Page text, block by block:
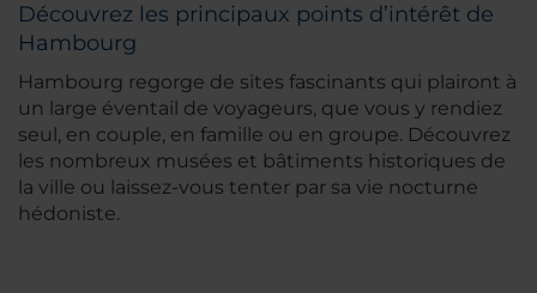
Découvrez les principaux points d’intérêt de
Hambourg
Hambourg regorge de sites fascinants qui plairont à
un large éventail de voyageurs, que vous y rendiez
seul, en couple, en famille ou en groupe. Découvrez
les nombreux musées et bâtiments historiques de
la ville ou laissez-vous tenter par sa vie nocturne
hédoniste.